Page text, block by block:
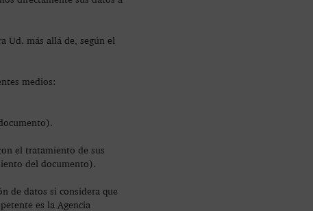
Ud. más allá de, según el
medios:
el tratamiento de sus
del documento).
de datos si considera que
es la Agencia